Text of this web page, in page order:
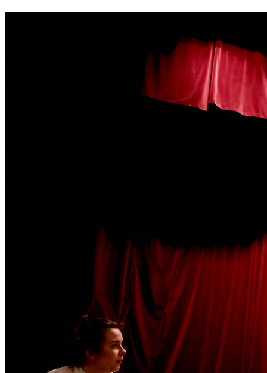
На допомогу військовим
Медична термінологія жестовою мовою